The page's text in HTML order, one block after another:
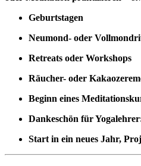
Geburtstagen
Neumond- oder
Retreats oder Workshops
Räucher- oder
Beginn eines
Dankeschön für
Start in ein neues Jahr,